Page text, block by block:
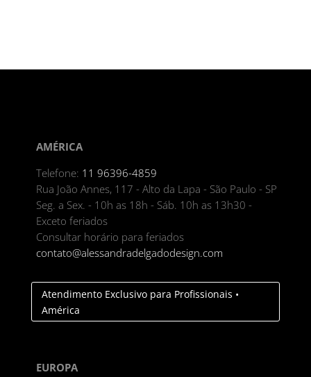
AMÉRICA
Telefone: 11 96396-4859
Rua João Annes, 117 - Alto da Lapa - São Paulo - SP
Seg. a Sex. - 10h as 18h - Sáb. 10h as 13h30 -
Exceto feriados
Consultar horário para feriados
contato@alessandradelgadodesign.com
Atendimento Exclusivo para Profissionais •
América
EUROPA